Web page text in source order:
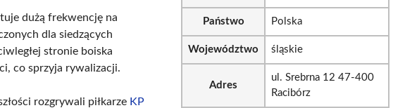
dużą frekwencję na
dla siedzących
stronie boiska
co sprzyja rywalizacji.
rozgrywali piłkarze KP
Państwo Polska
Województwo śląskie
Adres
ul. Srebrna 12 47-400
Racibórz